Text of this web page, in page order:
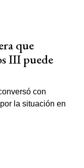
que
III puede